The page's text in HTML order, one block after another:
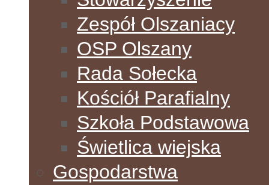
Zespół Olszaniacy
OSP Olszany
Rada Sołecka
Kościół Parafialny
Szkoła Podstawowa
Świetlica wiejska
Gospodarstwa